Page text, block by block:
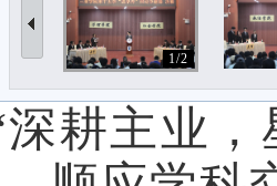
1/2
耕主业